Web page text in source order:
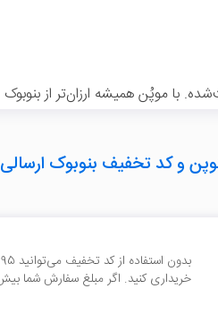
با موپُن همیشه ارزان‌تر از
و کد تخفیف بنوبوک ارسالی
خریداری کنید. اگر مبلغ سفارش شما بیش از 800 هزار تومان باشد، هزینه ارسال نیز رایگان